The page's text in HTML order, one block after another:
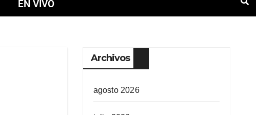
EN VIVO
Archivos
agosto 2026